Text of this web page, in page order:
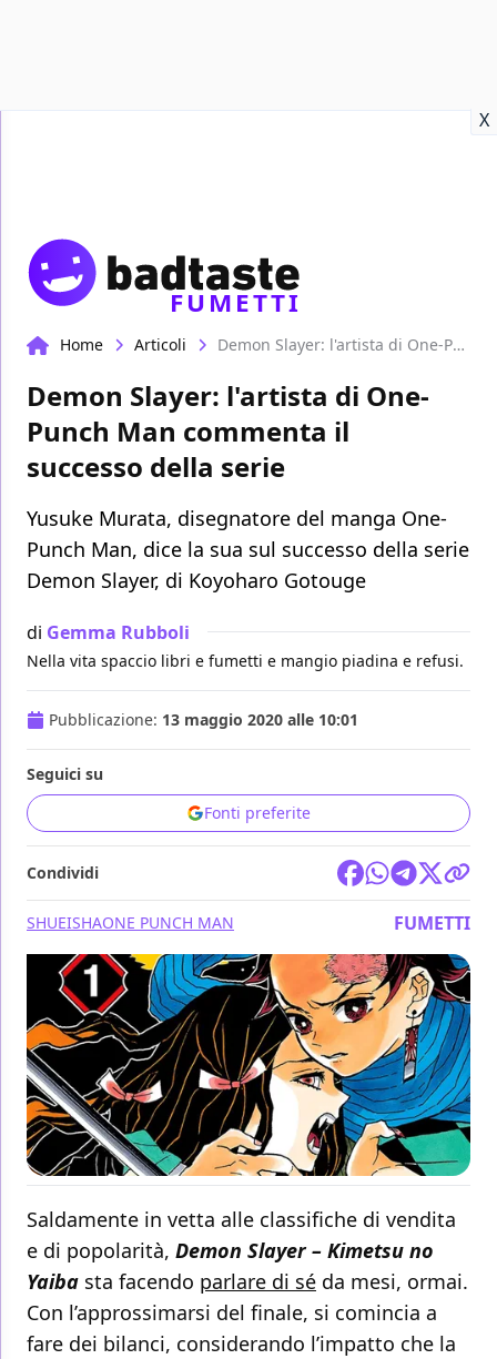
X
FUMETTI
Home Articoli Demon Slayer: l'artista di One-Punch Man commenta il successo della serie
Demon Slayer: l'artista di One-
Punch Man commenta il
successo della serie
Yusuke Murata, disegnatore del manga One-
Punch Man, dice la sua sul successo della serie
Demon Slayer, di Koyoharo Gotouge
di Gemma Rubboli
Nella vita spaccio libri e fumetti e mangio piadina e refusi.
Pubblicazione: 13 maggio 2020 alle 10:01
Seguici su
Fonti preferite
Condividi
SHUEISHAONE PUNCH MAN FUMETTI
Saldamente in vetta alle classifiche di vendita
e di popolarità, Demon Slayer – Kimetsu no
Yaiba sta facendo parlare di sé da mesi, ormai.
Con l’approssimarsi del finale, si comincia a
fare dei bilanci, considerando l’impatto che la